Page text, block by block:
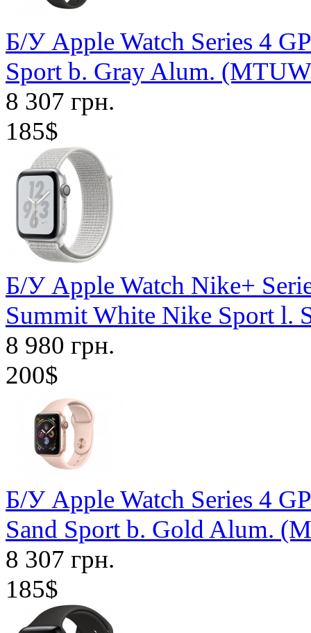
Б/У Apple Watch Series 4
Sport b. Gray Alum.
8 307 грн.
185$
Б/У Apple Watch Nike+
Summit White Nike Sport l.
8 980 грн.
200$
Б/У Apple Watch Series 4
Sand Sport b. Gold Alum.
8 307 грн.
185$